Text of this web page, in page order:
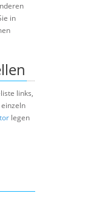
in
links,
legen